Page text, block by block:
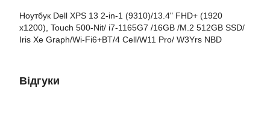
Ноутбук Dell XPS 13 2-in-1 (9310)/13.4" FHD+ (1920
x1200), Touch 500-Nit/ i7-1165G7 /16GB /M.2 512GB SSD/
Iris Xe Graph/Wi-Fi6+BT/4 Cell/W11 Pro/ W3Yrs NBD
Відгуки